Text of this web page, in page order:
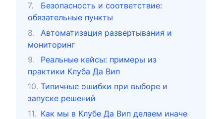
Безопасность и соответствие:
обязательные пункты
Автоматизация развертывания и
мониторинг
Реальные кейсы: примеры из
практики Клуба Да Вип
Типичные ошибки при выборе и
запуске решений
Как мы в Клубе Да Вип делаем иначе